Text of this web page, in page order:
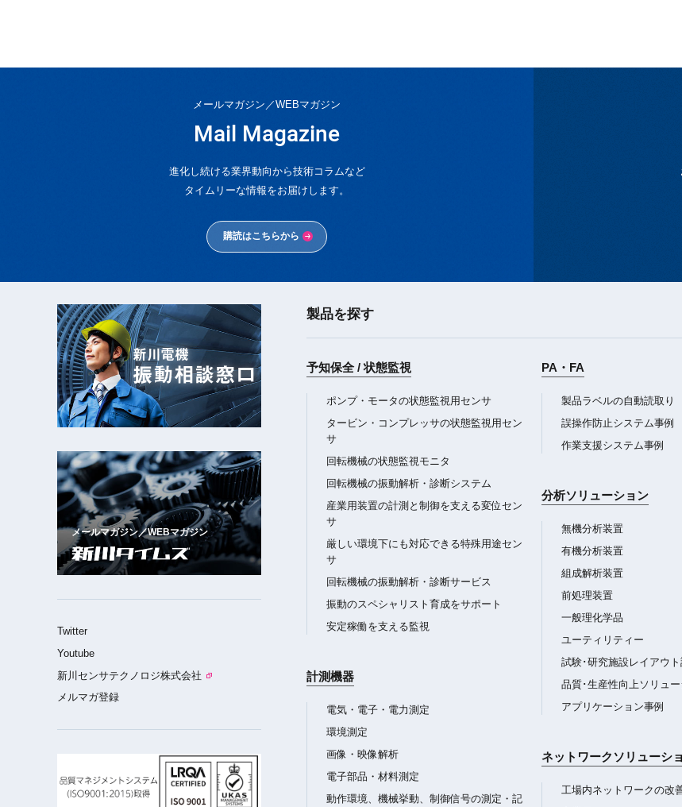
メールマガジン／WEBマガジン
Mail Magazine
進化し続ける業界動向から技術コラムなど
タイムリーな情報をお届けします。
購読はこちらから
製品を探す
予知保全 / 状態監視
ポンプ・モータの状態監視用センサ
タービン・コンプレッサの状態監視用セン
サ
回転機械の状態監視モニタ
回転機械の振動解析・診断システム
産業用装置の計測と制御を支える変位セン
サ
厳しい環境下にも対応できる特殊用途セン
サ
回転機械の振動解析・診断サービス
振動のスペシャリスト育成をサポート
安定稼働を支える監視
計測機器
電気・電子・電力測定
環境測定
画像・映像解析
電子部品・材料測定
動作環境、機械挙動、制御信号の測定・記
PA・FA
製品ラベルの自動読取り
誤操作防止システム事例
作業支援システム事例
分析ソリューション
無機分析装置
有機分析装置
組成解析装置
前処理装置
一般理化学品
ユーティリティー
試験･研究施設レイアウ
品質･生産性向上ソリュ
アプリケーション事例
ネットワークソリューシ
工場内ネットワークの改
新川電機
振動相談窓口
メールマガジン／WEBマガジン
Twitter
Youtube
新川センサテクノロジ株式会社
メルマガ登録